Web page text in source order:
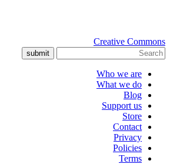
Creative Commons
submit
Who we are
What we do
Blog
Support us
Store
Contact
Privacy
Policies
Terms